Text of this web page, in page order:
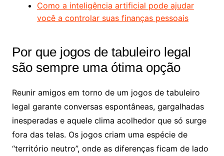
Como a inteligência artificial pode ajudar
você a controlar suas finanças pessoais
Por que jogos de tabuleiro legal
são sempre uma ótima opção
Reunir amigos em torno de um jogos de tabuleiro
legal garante conversas espontâneas, gargalhadas
inesperadas e aquele clima acolhedor que só surge
fora das telas. Os jogos criam uma espécie de
“território neutro”, onde as diferenças ficam de lado